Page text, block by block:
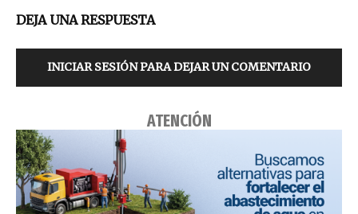
DEJA UNA RESPUESTA
INICIAR SESIÓN PARA DEJAR UN COMENTARIO
ATENCIÓN